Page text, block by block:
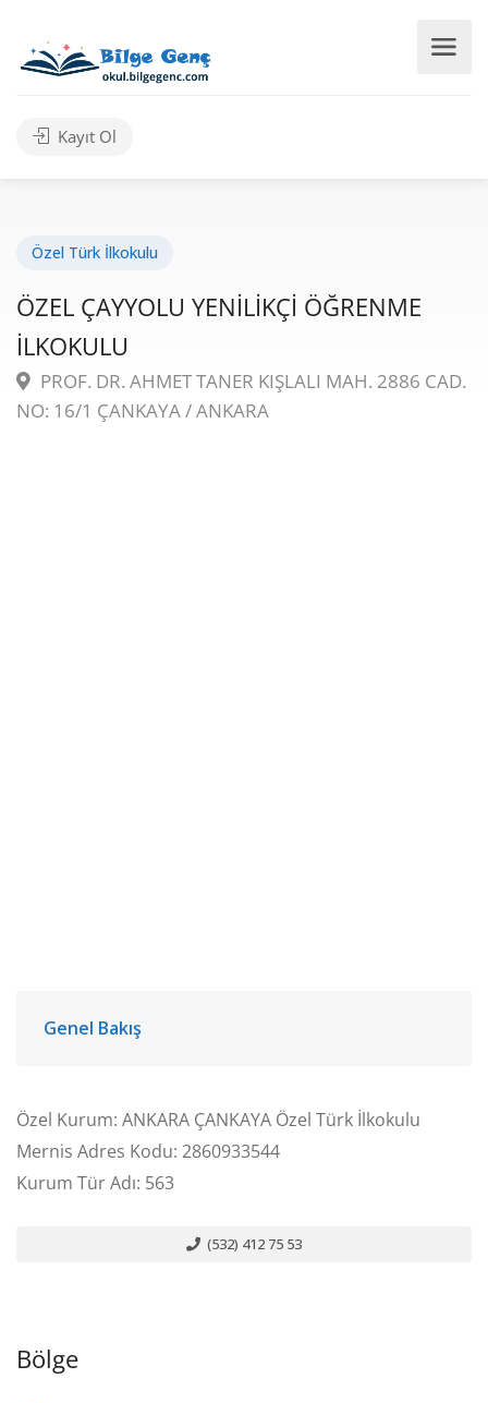
Kayıt Ol
Özel Türk İlkokulu
ÖZEL ÇAYYOLU YENİLİKÇİ ÖĞRENME
İLKOKULU
PROF. DR. AHMET TANER KIŞLALI MAH. 2886 CAD.
NO: 16/1 ÇANKAYA / ANKARA
Genel Bakış
Özel Kurum: ANKARA ÇANKAYA Özel Türk İlkokulu
Mernis Adres Kodu: 2860933544
Kurum Tür Adı: 563
(532) 412 75 53
Bölge